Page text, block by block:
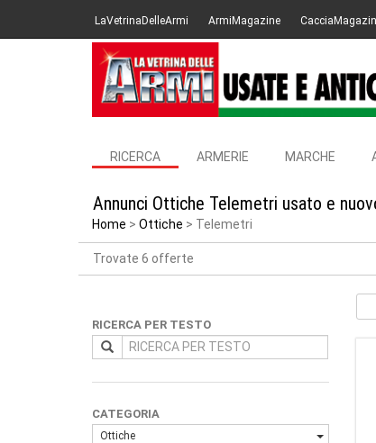
LaVetrinaDelleArmi ArmiMagazine
RICERCA ARMERIE MARCHE
Annunci Ottiche Telemetri usato e
Home Ottiche Telemetri
Trovate 6 offerte
RICERCA PER TESTO
CATEGORIA
Ottiche